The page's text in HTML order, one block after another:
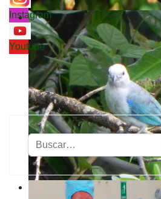
Instagram
Youtube
Buscar